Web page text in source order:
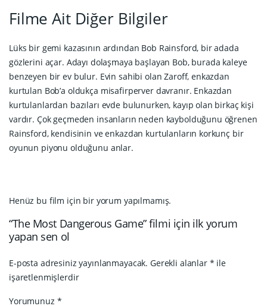
Filme Ait Diğer Bilgiler
Lüks bir gemi kazasının ardından Bob Rainsford, bir adada
gözlerini açar. Adayı dolaşmaya başlayan Bob, burada kaleye
benzeyen bir ev bulur. Evin sahibi olan Zaroff, enkazdan
kurtulan Bob’a oldukça misafirperver davranır. Enkazdan
kurtulanlardan bazıları evde bulunurken, kayıp olan birkaç kişi
vardır. Çok geçmeden insanların neden kaybolduğunu öğrenen
Rainsford, kendisinin ve enkazdan kurtulanların korkunç bir
oyunun piyonu olduğunu anlar.
“The Most Dangerous Game” filmi için ilk yorum
yapan sen ol
E-posta adresiniz yayınlanmayacak. Gerekli alanlar * ile
işaretlenmişlerdir
Yorumunuz *
Henüz bu film için bir yorum yapılmamış.